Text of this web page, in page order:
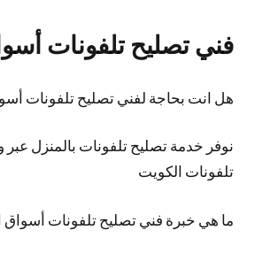
فني تصليح تلفونات
هل انت بحاجة لفني تصليح تلفونات
نوفر خدمة تصليح تلفونات بالمنزل
تلفونات الكويت
ما هي خبرة فني تصليح تلفونات أسواق